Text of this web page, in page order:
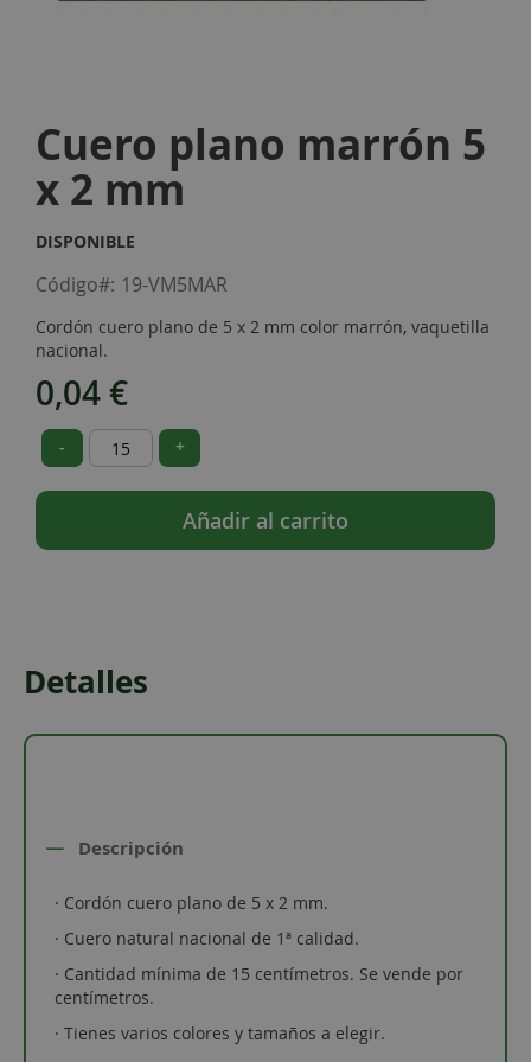
the
beginning
of
the
images
Cuero plano marrón 5
x 2 mm
DISPONIBLE
Código 19-VM5MAR
Cordón cuero plano de 5 x 2 mm color marrón, vaquetilla
nacional.
0,04 €
- +
Añadir al carrito
Detalles
Descripción
· Cordón cuero plano de 5 x 2 mm.
· Cuero natural nacional de 1ª calidad.
· Cantidad mínima de 15 centímetros. Se vende por
centímetros.
· Tienes varios colores y tamaños a elegir.